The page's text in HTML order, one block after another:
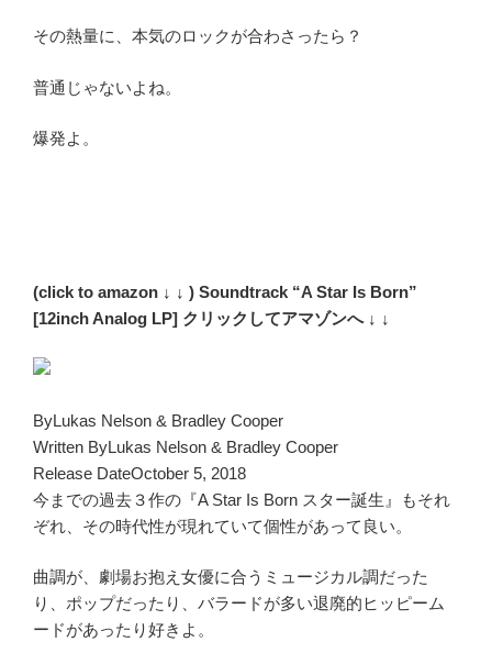
その熱量に、本気のロックが合わさったら？
普通じゃないよね。
爆発よ。
(click to amazon ↓ ↓ ) Soundtrack “A Star Is Born”
[12inch Analog LP] クリックしてアマゾンへ ↓ ↓
ByLukas Nelson & Bradley Cooper
Written ByLukas Nelson & Bradley Cooper
Release DateOctober 5, 2018
今までの過去３作の『A Star Is Born スター誕生』もそれ
ぞれ、その時代性が現れていて個性があって良い。
曲調が、劇場お抱え女優に合うミュージカル調だった
り、ポップだったり、バラードが多い退廃的ヒッピーム
ードがあったり好きよ。